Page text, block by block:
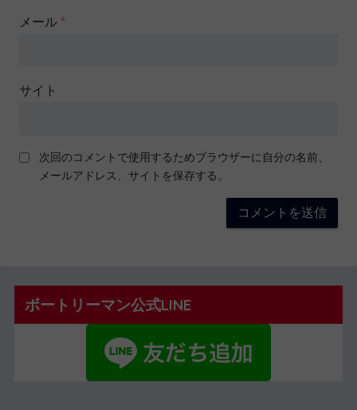
メール *
サイト
次回のコメントで使用するためブラウザーに自分の名前、
メールアドレス、サイトを保存する。
ボートリーマン公式LINE